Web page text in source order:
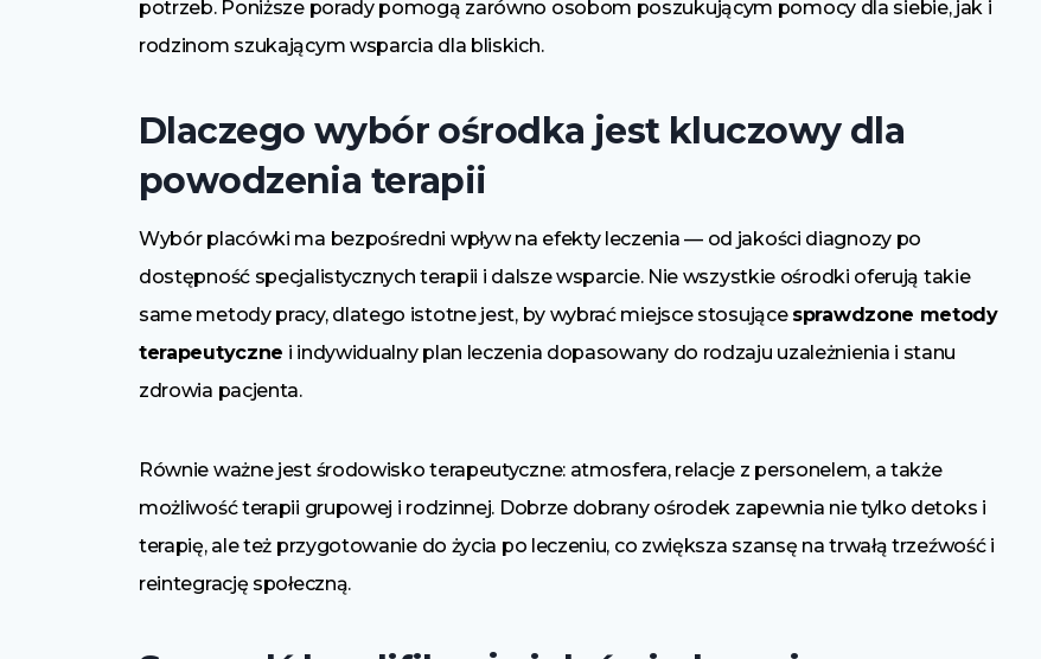
potrzeb. Poniższe porady pomogą zarówno osobom poszukującym pomocy dla siebie, jak i
rodzinom szukającym wsparcia dla bliskich.
Dlaczego wybór ośrodka jest kluczowy dla
powodzenia terapii
Wybór placówki ma bezpośredni wpływ na efekty leczenia — od jakości diagnozy po
dostępność specjalistycznych terapii i dalsze wsparcie. Nie wszystkie ośrodki oferują takie
same metody pracy, dlatego istotne jest, by wybrać miejsce stosujące sprawdzone metody
terapeutyczne i indywidualny plan leczenia dopasowany do rodzaju uzależnienia i stanu
zdrowia pacjenta.
Równie ważne jest środowisko terapeutyczne: atmosfera, relacje z personelem, a także
możliwość terapii grupowej i rodzinnej. Dobrze dobrany ośrodek zapewnia nie tylko detoks i
terapię, ale też przygotowanie do życia po leczeniu, co zwiększa szansę na trwałą trzeźwość i
reintegrację społeczną.